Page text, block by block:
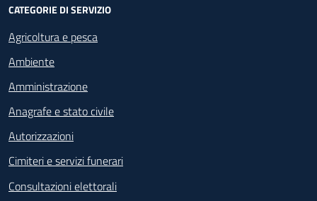
CATEGORIE DI SERVIZIO
Agricoltura e pesca
Ambiente
Amministrazione
Anagrafe e stato civile
Autorizzazioni
Cimiteri e servizi funerari
Consultazioni elettorali